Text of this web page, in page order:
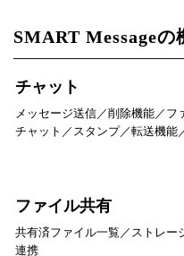
SMART Messageの
チャット
メッセージ送信／削除機能／
チャット／スタンプ／転送機能
ファイル共有
共有済ファイル一覧／ストレー
連携